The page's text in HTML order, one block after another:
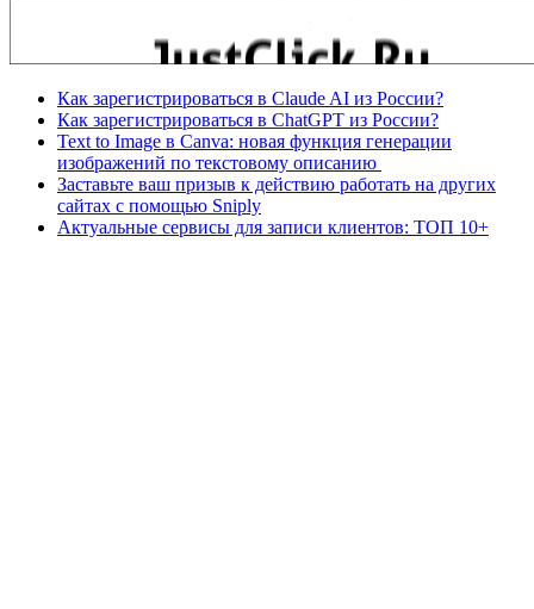
Как зарегистрироваться в Claude AI из России?
Как зарегистрироваться в ChatGPT из России?
Text to Image в Canva: новая функция генерации
изображений по текстовому описанию
Заставьте ваш призыв к действию работать на других
сайтах с помощью Sniply
Актуальные сервисы для записи клиентов: ТОП 10+